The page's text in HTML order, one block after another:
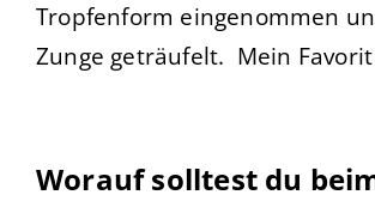
Tropfenform eingenommen
Zunge geträufelt. Mein
Worauf solltest du